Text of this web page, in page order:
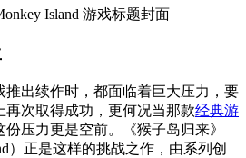
推出续作时，都面临着巨大压力，要
次取得成功，更何况当那款经典游
压力更是空前。《猴子岛归来》
）正是这样的挑战之作，由系列创